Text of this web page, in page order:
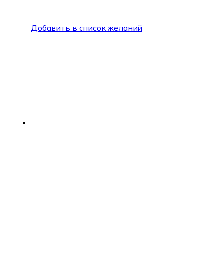
Добавить в список желаний